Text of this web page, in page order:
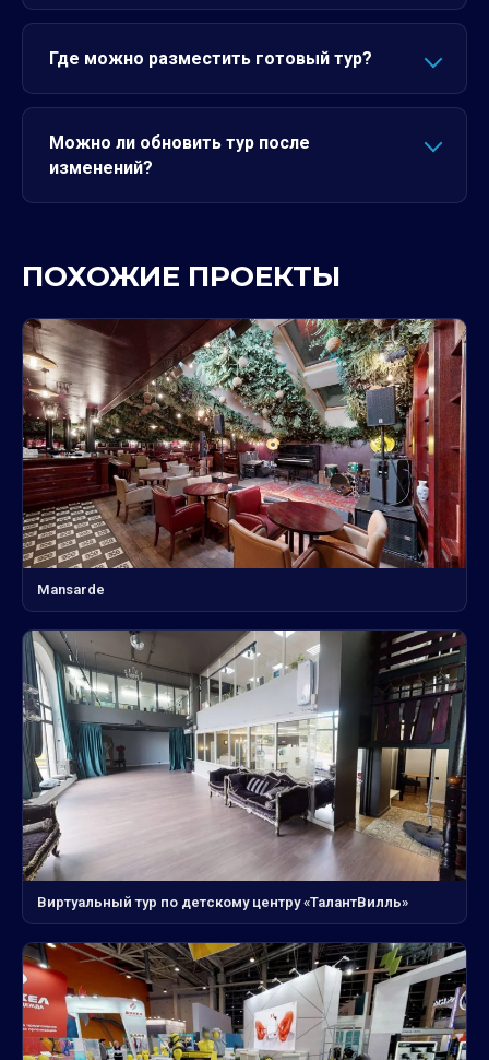
Где можно разместить готовый тур?
Можно ли обновить тур после
изменений?
ПОХОЖИЕ ПРОЕКТЫ
Mansarde
Виртуальный тур по детскому центру «ТалантВилль»